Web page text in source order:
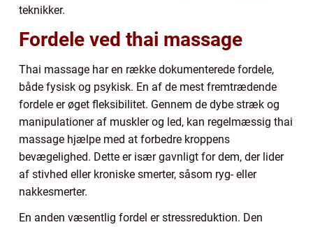
teknikker.
Fordele ved thai massage
Thai massage har en række dokumenterede fordele,
både fysisk og psykisk. En af de mest fremtrædende
fordele er øget fleksibilitet. Gennem de dybe stræk og
manipulationer af muskler og led, kan regelmæssig thai
massage hjælpe med at forbedre kroppens
bevægelighed. Dette er især gavnligt for dem, der lider
af stivhed eller kroniske smerter, såsom ryg- eller
nakkesmerter.
En anden væsentlig fordel er stressreduktion. Den